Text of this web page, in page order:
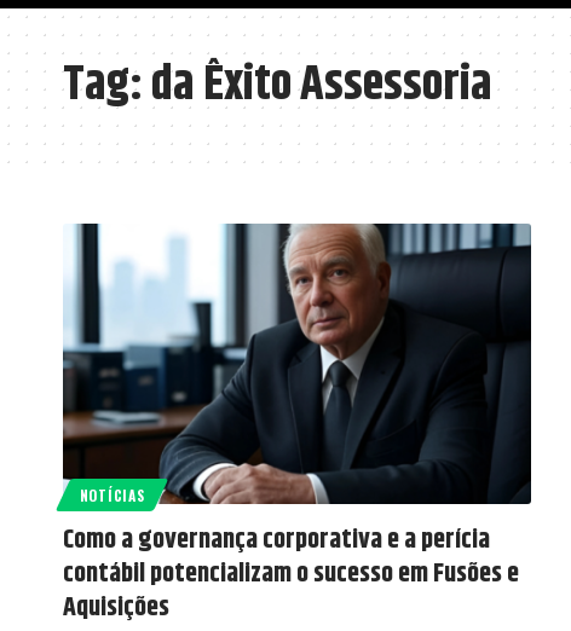
Tag:da Êxito Assessoria
NOTÍCIAS
Como a governança corporativa e a perícia
contábil potencializam o sucesso em Fusões e
Aquisições